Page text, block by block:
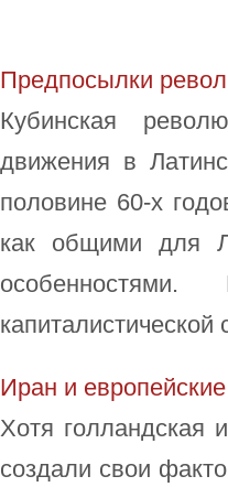
Предпосылки
Кубинская
движения в
половине 60-х
как общими для
Иран и
Хотя голландская
создали свои